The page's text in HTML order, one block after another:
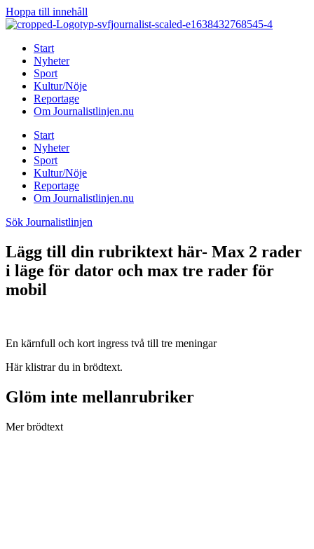
Hoppa till innehåll
Start
Nyheter
Sport
Kultur/Nöje
Reportage
Om Journalistlinjen.nu
Start
Nyheter
Sport
Kultur/Nöje
Reportage
Om Journalistlinjen.nu
Sök Journalistlinjen
Lägg till din rubriktext här- Max 2 rader
i läge för dator och max tre rader för
mobil
En kärnfull och kort ingress två till tre meningar
Här klistrar du in brödtext.
Glöm inte mellanrubriker
Mer brödtext